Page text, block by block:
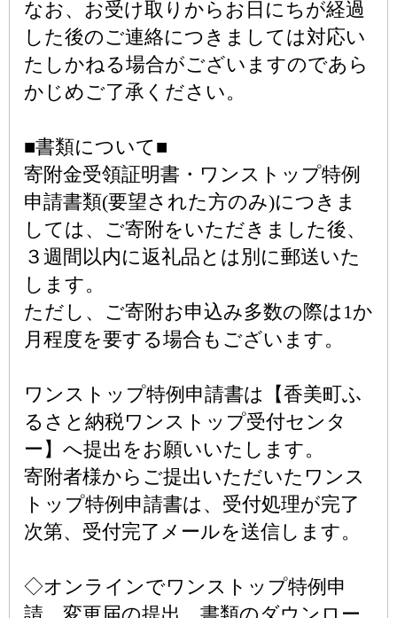
なお、お受け取りからお日にちが経過
した後のご連絡につきましては対応い
たしかねる場合がございますのであら
かじめご了承ください。
■書類について■
寄附金受領証明書・ワンストップ特例
申請書類(要望された方のみ)につきま
しては、ご寄附をいただきました後、
３週間以内に返礼品とは別に郵送いた
します。
ただし、ご寄附お申込み多数の際は1か
月程度を要する場合もございます。
ワンストップ特例申請書は【香美町ふ
るさと納税ワンストップ受付センタ
ー】へ提出をお願いいたします。
寄附者様からご提出いただいたワンス
トップ特例申請書は、受付処理が完了
次第、受付完了メールを送信します。
◇オンラインでワンストップ特例申